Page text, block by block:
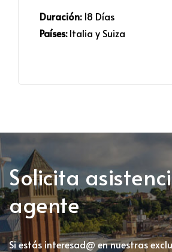
Duración: 18 Días
Países: Italia y Suiza
Solicita
agente
Si estás interesad@ en nuestras